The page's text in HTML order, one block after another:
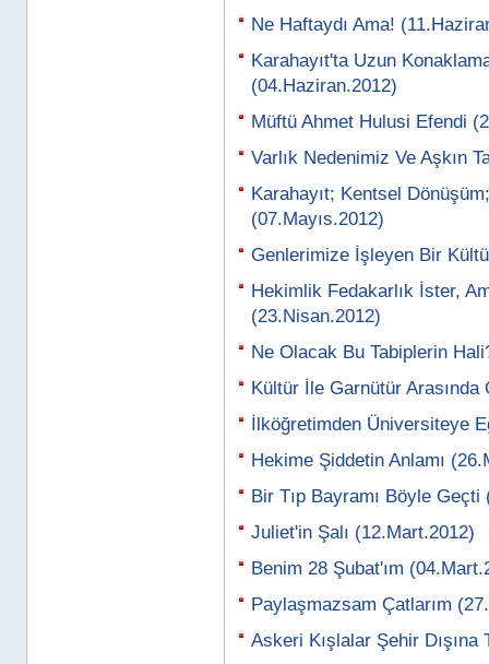
Ne Haftaydı Ama!
Karahayıt'ta Uzun
(04.Haziran.2012)
Müftü Ahmet Hulusi Efendi
Varlık Nedenimiz Ve Aşkın
Karahayıt; Kentsel
(07.Mayıs.2012)
Genlerimize İşleyen Bir
Hekimlik Fedakarlık İster,
(23.Nisan.2012)
Ne Olacak Bu Tabiplerin
Kültür İle Garnütür
İlköğretimden Üniversiteye
Hekime Şiddetin Anlamı
Bir Tıp Bayramı Böyle
Juliet'in Şalı (12.Mart.2012)
Benim 28 Şubat'ım
Paylaşmazsam Çatlarım
Askeri Kışlalar Şehir Dışına